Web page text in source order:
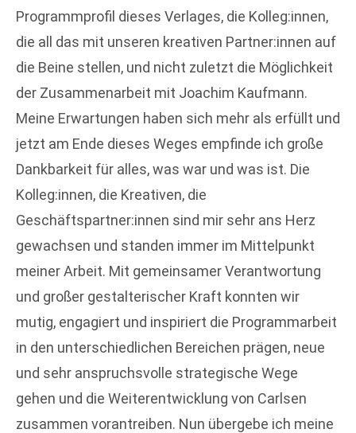
Programmprofil dieses Verlages, die Kolleg:innen,
die all das mit unseren kreativen Partner:innen auf
die Beine stellen, und nicht zuletzt die Möglichkeit
der Zusammenarbeit mit Joachim Kaufmann.
Meine Erwartungen haben sich mehr als erfüllt und
jetzt am Ende dieses Weges empfinde ich große
Dankbarkeit für alles, was war und was ist. Die
Kolleg:innen, die Kreativen, die
Geschäftspartner:innen sind mir sehr ans Herz
gewachsen und standen immer im Mittelpunkt
meiner Arbeit. Mit gemeinsamer Verantwortung
und großer gestalterischer Kraft konnten wir
mutig, engagiert und inspiriert die Programmarbeit
in den unterschiedlichen Bereichen prägen, neue
und sehr anspruchsvolle strategische Wege
gehen und die Weiterentwicklung von Carlsen
zusammen vorantreiben. Nun übergebe ich meine